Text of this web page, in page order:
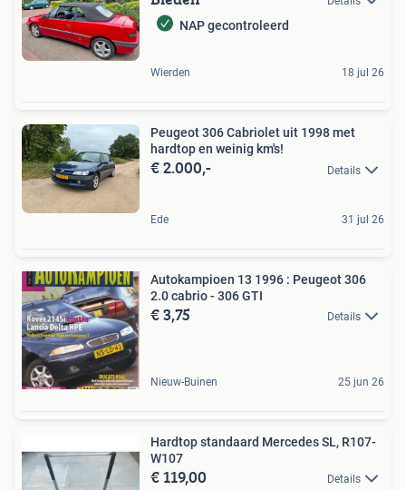
NAP gecontroleerd
Wierden 18 jul 26
Peugeot 306 Cabriolet uit 1998 met
hardtop en weinig km's!
€ 2.000,- Details
Ede 31 jul 26
Autokampioen 13 1996 : Peugeot 306
2.0 cabrio - 306 GTI
€ 3,75 Details
Nieuw-Buinen 25 jun 26
Hardtop standaard Mercedes SL, R107-
W107
€ 119,00 Details